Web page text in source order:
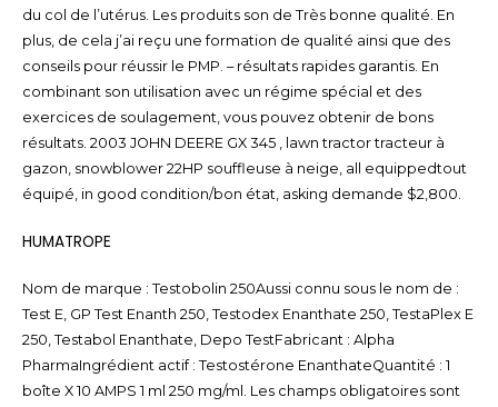
du col de l’utérus. Les produits son de Très bonne qualité. En
plus, de cela j’ai reçu une formation de qualité ainsi que des
conseils pour réussir le PMP. – résultats rapides garantis. En
combinant son utilisation avec un régime spécial et des
exercices de soulagement, vous pouvez obtenir de bons
résultats. 2003 JOHN DEERE GX 345 , lawn tractor tracteur à
gazon, snowblower 22HP souffleuse à neige, all equippedtout
équipé, in good condition/bon état, asking demande $2,800.
HUMATROPE
Nom de marque : Testobolin 250Aussi connu sous le nom de :
Test E, GP Test Enanth 250, Testodex Enanthate 250, TestaPlex E
250, Testabol Enanthate, Depo TestFabricant : Alpha
PharmaIngrédient actif : Testostérone EnanthateQuantité : 1
boîte X 10 AMPS 1 ml 250 mg/ml. Les champs obligatoires sont